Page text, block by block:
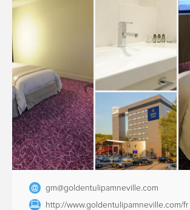
gm@goldentulipamneville.com
http://www.goldentulipamneville.com/fr